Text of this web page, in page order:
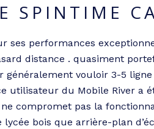
SPINTIME
ses performances
distance . quasiment
généralement vouloir 3-5
utilisateur du Mobile River
compromet pas la
bois que arrière-plan